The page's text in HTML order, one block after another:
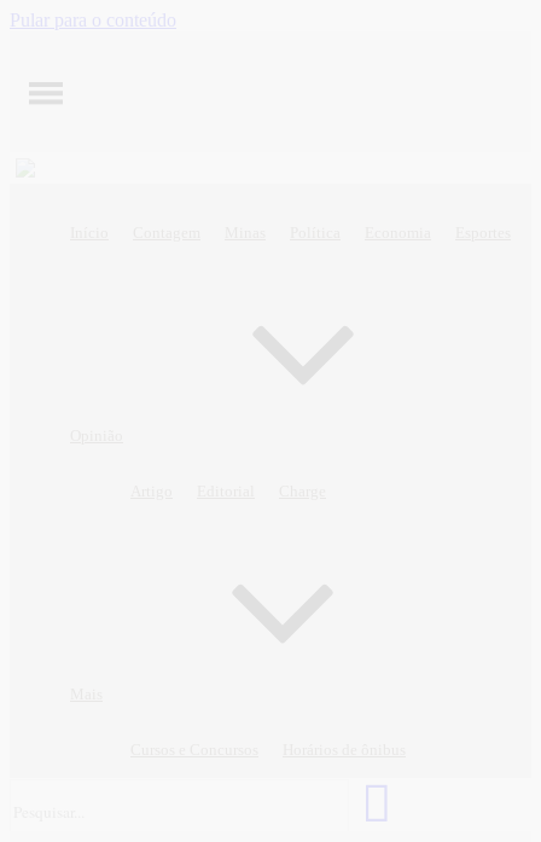
Pular para o conteúdo